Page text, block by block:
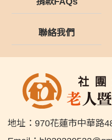
聯絡我們
地址： 970花蓮市中華路